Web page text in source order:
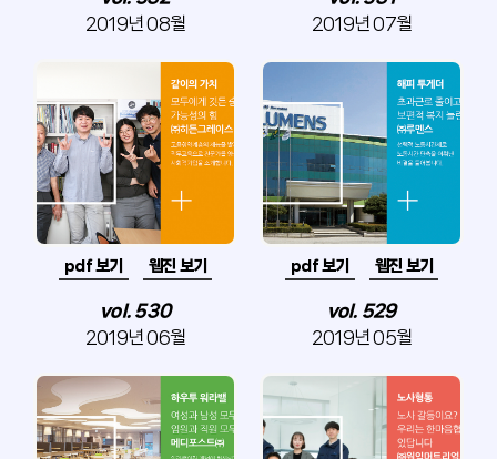
2019년 08월
2019년 07월
pdf 보기 웹진 보기
vol. 530
2019년 06월
pdf 보기 웹진 보기
vol. 529
2019년 05월